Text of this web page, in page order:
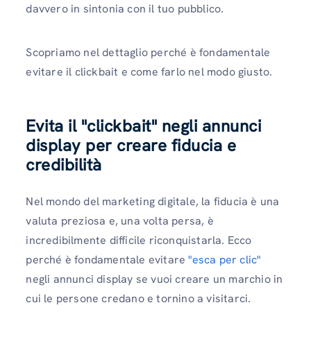
davvero in sintonia con il tuo pubblico.
Scopriamo nel dettaglio perché è fondamentale
evitare il clickbait e come farlo nel modo giusto.
Evita il "clickbait" negli annunci
display per creare fiducia e
credibilità
Nel mondo del marketing digitale, la fiducia è una
valuta preziosa e, una volta persa, è
incredibilmente difficile riconquistarla. Ecco
perché è fondamentale evitare"esca per clic"
negli annunci display se vuoi creare un marchio in
cui le persone credano e tornino a visitarci.